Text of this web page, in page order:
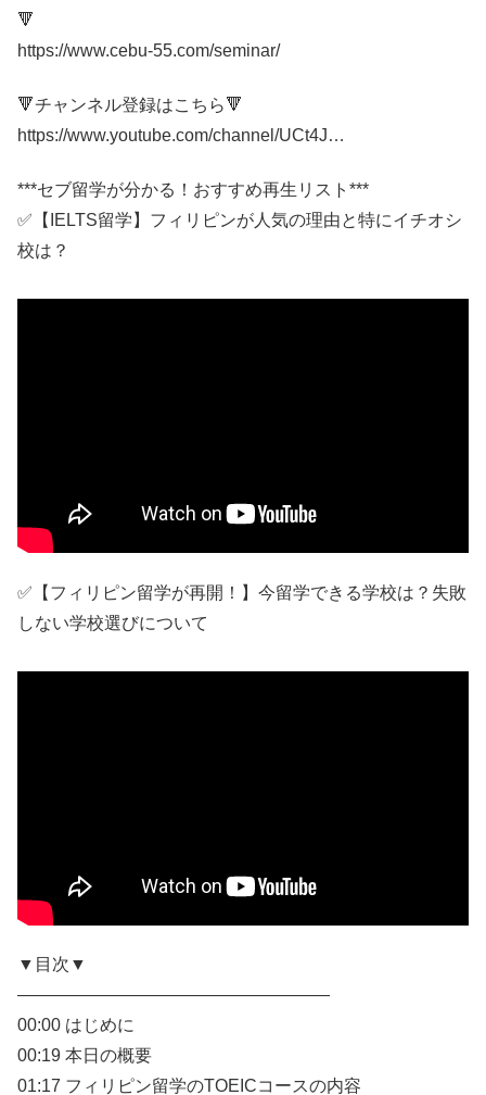
🔻
https://www.cebu-55.com/seminar/
🔻チャンネル登録はこちら🔻
https://www.youtube.com/channel/UCt4J…
***セブ留学が分かる！おすすめ再生リスト***
✅【IELTS留学】フィリピンが人気の理由と特にイチオシ
校は？
✅【フィリピン留学が再開！】今留学できる学校は？失敗
しない学校選びについて
▼目次▼
——————————————————
00:00 はじめに
00:19 本日の概要
01:17 フィリピン留学のTOEICコースの内容